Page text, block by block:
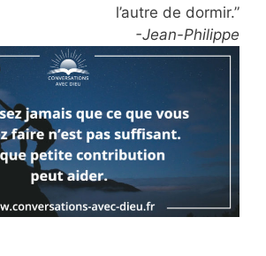
l’autre de dormir.”
-Jean-Philippe